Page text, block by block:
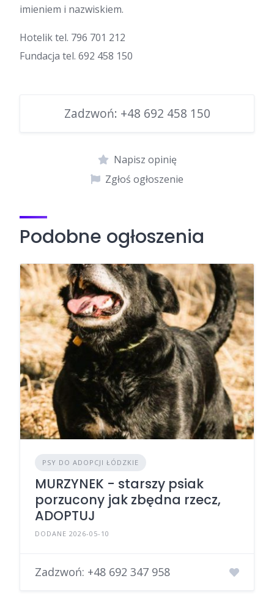
imieniem i nazwiskiem.
Hotelik tel. 796 701 212
Fundacja tel. 692 458 150
Zadzwoń: +48 692 458 150
Napisz opinię
Zgłoś ogłoszenie
Podobne ogłoszenia
PSY DO ADOPCJI ŁÓDZKIE
MURZYNEK - starszy psiak
porzucony jak zbędna rzecz,
ADOPTUJ
DODANE 2026-05-10
Zadzwoń: +48 692 347 958